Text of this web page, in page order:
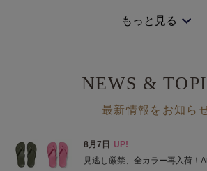
高機能5アイテム×5シーンで着回す
【エクラ 華組 法村麻起子さん】「
170センチの私が着こなすコーデを
体型カバーも着映えも。レース切り
一枚で着映えながら、おなかや腰ま
もっと見る
NEWS &
最新情報をお知ら